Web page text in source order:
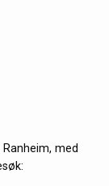
med